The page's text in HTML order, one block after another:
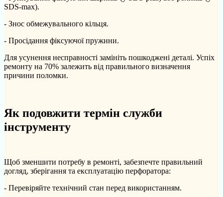
SDS-max).
- Знос обмежувального кільця.
- Просідання фіксуючої пружини.
Для усунення несправності замініть пошкоджені деталі. Успіх
ремонту на 70% залежить від правильного визначення
причини поломки.
Як подовжити термін служби
інструменту
Щоб зменшити потребу в ремонті, забезпечте правильний
догляд, зберігання та експлуатацію перфоратора:
- Перевіряйте технічний стан перед використанням.